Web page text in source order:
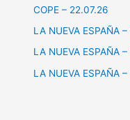
COPE – 22.07.26
LA NUEVA ESPAÑA
LA NUEVA ESPAÑA
LA NUEVA ESPAÑA